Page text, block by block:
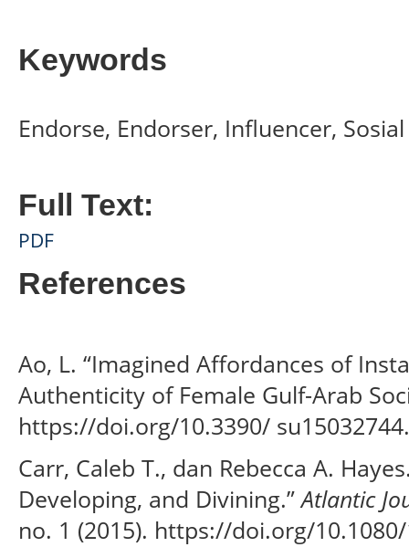
Keywords
Endorse, Endorser, Influencer,
Full Text:
PDF
References
Ao, L. “Imagined Affordances of
Authenticity of Female Gulf-Arab
https://doi.org/10.3390/ su15032744.
Carr, Caleb T., dan Rebecca A.
Developing, and Divining.”Atlantic
no. 1 (2015). https://doi.org/